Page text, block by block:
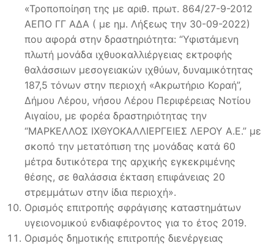
«Τροποποίηση της με αριθ. πρωτ. 864/27-9-2012
ΑΕΠΟ ΓΓ ΑΔΑ ( με ημ. Λήξεως την 30-09-2022)
που αφορά στην δραστηριότητα: “Υφιστάμενη
πλωτή μονάδα ιχθυοκαλλιέργειας εκτροφής
θαλάσσιων μεσογειακών ιχθύων, δυναμικότητας
187,5 τόνων στην περιοχή «Ακρωτήριο Κοραή”,
Δήμου Λέρου, νήσου Λέρου Περιφέρειας Νοτίου
Αιγαίου, με φορέα δραστηριότητας την
“ΜΑΡΚΕΛΛΟΣ ΙΧΘΥΟΚΑΛΛΙΕΡΓΕΙΕΣ ΛΕΡΟΥ Α.Ε.” με
σκοπό την μετατόπιση της μονάδας κατά 60
μέτρα δυτικότερα της αρχικής εγκεκριμένης
θέσης, σε θαλάσσια έκταση επιφάνειας 20
στρεμμάτων στην ίδια περιοχή».
Ορισμός επιτροπής σφράγισης καταστημάτων
υγειονομικού ενδιαφέροντος για το έτος 2019.
Ορισμός δημοτικής επιτροπής διενέργειας